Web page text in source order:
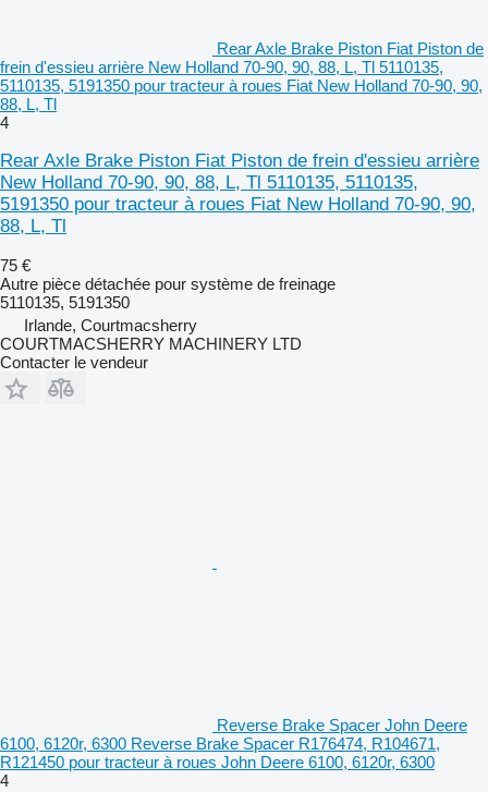
Rear Axle Brake Piston Fiat Piston de
frein d'essieu arrière New Holland 70-90, 90, 88, L, Tl 5110135,
5110135, 5191350 pour tracteur à roues Fiat New Holland 70-90, 90,
88, L, Tl
4
Rear Axle Brake Piston Fiat Piston de frein d'essieu arrière
New Holland 70-90, 90, 88, L, Tl 5110135, 5110135,
5191350 pour tracteur à roues Fiat New Holland 70-90, 90,
88, L, Tl
75 €
Autre pièce détachée pour système de freinage
5110135, 5191350
Irlande, Courtmacsherry
COURTMACSHERRY MACHINERY LTD
Contacter le vendeur
Reverse Brake Spacer John Deere
6100, 6120r, 6300 Reverse Brake Spacer R176474, R104671,
R121450 pour tracteur à roues John Deere 6100, 6120r, 6300
4